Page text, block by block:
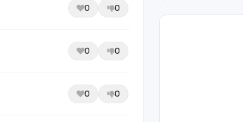
0 0
0 0
0 0